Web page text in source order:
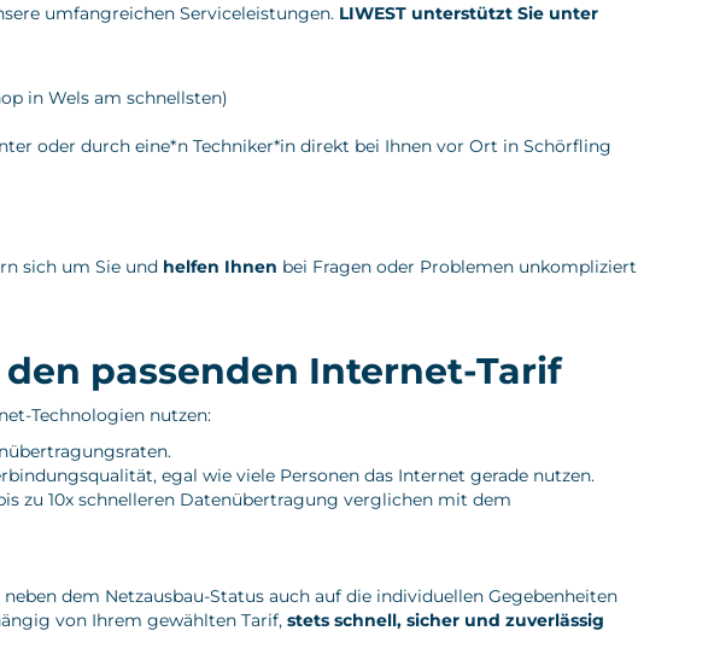
umfangreichen Serviceleistungen. LIWEST unterstützt Sie unter
in Wels am schnellsten)
oder durch eine*n Techniker*in direkt bei Ihnen vor Ort in Schörfling
sich um Sie und helfen Ihnen bei Fragen oder Problemen unkompliziert
passenden Internet-Tarif
Technologien nutzen:
egal wie viele Personen das Internet gerade nutzen.
zu 10x schnelleren Datenübertragung verglichen mit dem
dem Netzausbau-Status auch auf die individuellen Gegebenheiten
von Ihrem gewählten Tarif, stets schnell, sicher und zuverlässig